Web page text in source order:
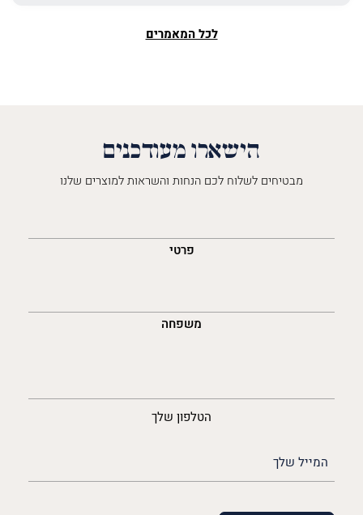
לכל המאמרים
הישארו מעודכנים
מבטיחים לשלוח לכם הנחות והשראות למוצרים שלנו
פרטי
משפחה
הטלפון שלך
(חובה)